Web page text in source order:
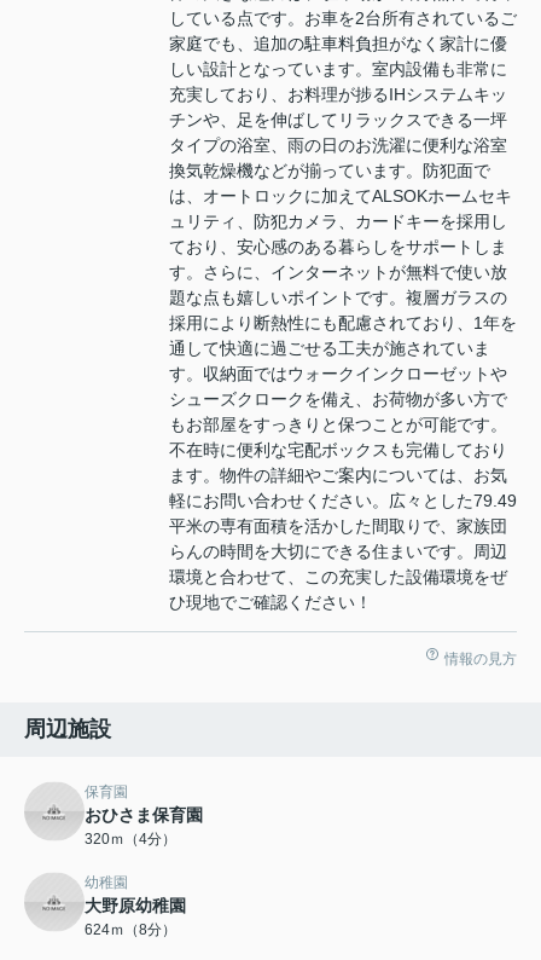
している点です。お車を2台所有されているご
家庭でも、追加の駐車料負担がなく家計に優
しい設計となっています。室内設備も非常に
充実しており、お料理が捗るIHシステムキッ
チンや、足を伸ばしてリラックスできる一坪
タイプの浴室、雨の日のお洗濯に便利な浴室
換気乾燥機などが揃っています。防犯面で
は、オートロックに加えてALSOKホームセキ
ュリティ、防犯カメラ、カードキーを採用し
ており、安心感のある暮らしをサポートしま
す。さらに、インターネットが無料で使い放
題な点も嬉しいポイントです。複層ガラスの
採用により断熱性にも配慮されており、1年を
通して快適に過ごせる工夫が施されていま
す。収納面ではウォークインクローゼットや
シューズクロークを備え、お荷物が多い方で
もお部屋をすっきりと保つことが可能です。
不在時に便利な宅配ボックスも完備しており
ます。物件の詳細やご案内については、お気
軽にお問い合わせください。広々とした79.49
平米の専有面積を活かした間取りで、家族団
らんの時間を大切にできる住まいです。周辺
環境と合わせて、この充実した設備環境をぜ
ひ現地でご確認ください！
情報の見方
周辺施設
保育園
おひさま保育園
320ｍ（4分）
幼稚園
大野原幼稚園
624ｍ（8分）